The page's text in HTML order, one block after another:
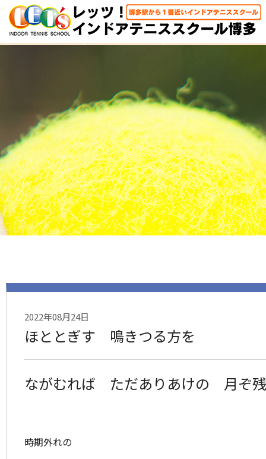
HOME 体験レッスン 大人クラス 子
2022年08月24日
ほととぎす 鳴きつる方を
ながむれば ただありあけの 月ぞ
時期外れの